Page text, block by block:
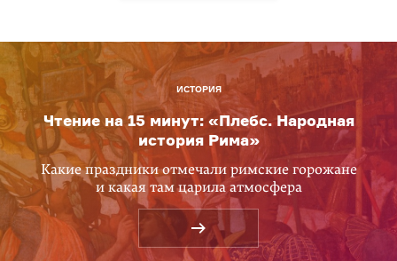
ИСТОРИЯ
Чтение на 15 минут: «Плебс. Народная
история Рима»
Какие праздники отмечали римские горожане
и какая там царила атмосфера